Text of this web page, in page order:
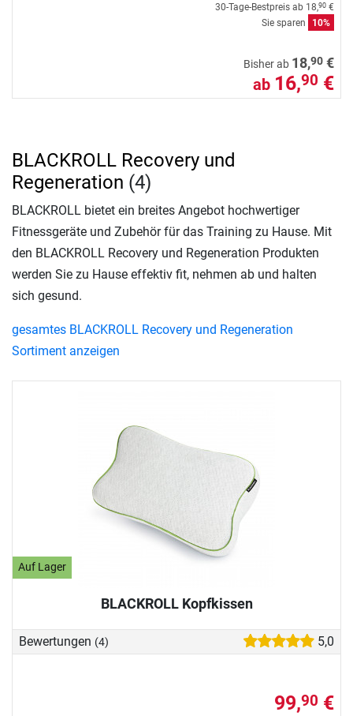
30-Tage-Bestpreis ab 18,90 €
Sie sparen
10%
Bisher ab 18,90 €
ab 16,90 €
Auf Lager
BLACKROLL Kopfkissen
Bewertungen (4) 5,0
99,90 €
BLACKROLL Recovery und
Regeneration (4)
BLACKROLL bietet ein breites Angebot hochwertiger
Fitnessgeräte und Zubehör für das Training zu Hause. Mit
den BLACKROLL Recovery und Regeneration Produkten
werden Sie zu Hause effektiv fit, nehmen ab und halten
sich gesund.
gesamtes BLACKROLL Recovery und Regeneration
Sortiment anzeigen